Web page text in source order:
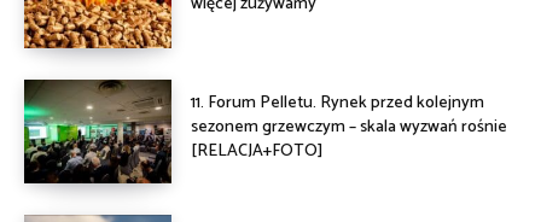
11. Forum Pelletu. Rynek przed kolejnym
sezonem grzewczym – skala wyzwań rośnie
[RELACJA+FOTO]